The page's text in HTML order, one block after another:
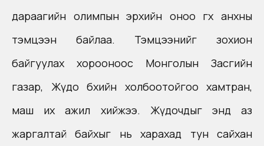
дараагийн олимпын эрхийн оноо өгөх анхны
тэмцээн байлаа. Тэмцээнийг зохион
байгуулах хорооноос Монголын Засгийн
газар, Жүдо бөхийн холбоотойгоо хамтран,
маш их ажил хийжээ. Жүдочдыг энд аз
жаргалтай байхыг нь харахад тун сайхан